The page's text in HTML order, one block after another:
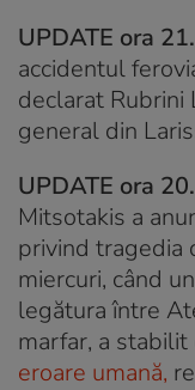
UPDATE ora
accidentul
declarat
general din
UPDATE ora
Mitsotakis a
privind tragedia
miercuri, când
legătura între
marfar, a
eroare umană,